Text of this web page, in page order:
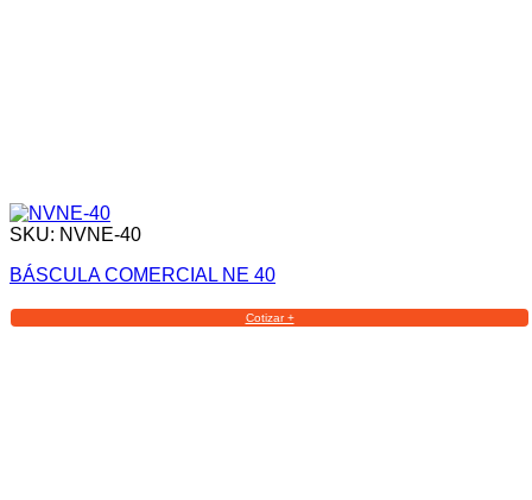
SKU: NVNE-40
BÁSCULA COMERCIAL NE 40
Cotizar +